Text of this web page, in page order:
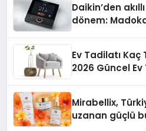
Daikin’den
dönem:
Ev Tadilatı
2026 Güncel
Mirabellix,
uzanan güçlü